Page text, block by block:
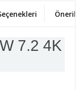
7.2 4K